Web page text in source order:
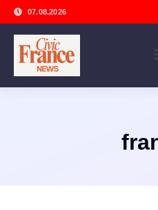
07.08.2026